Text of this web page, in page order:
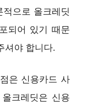
으로 올크레딧
되어 있기 때문
셔야 합니다.
은 신용카드 사
크레딧은 신용